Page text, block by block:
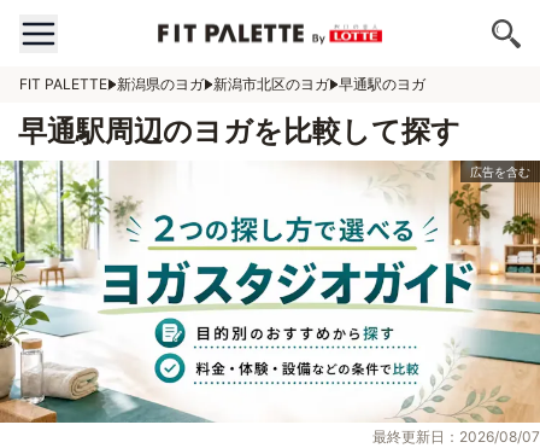
FIT PALETTE 新潟県のヨガ 新潟市北区のヨガ 早通駅のヨガ
早通駅周辺のヨガを比較して探す
最終更新日：2026/08/07